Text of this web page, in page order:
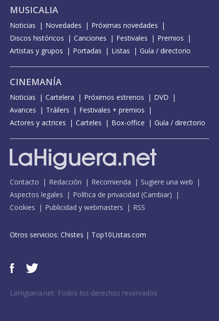
MUSICALIA
Noticias Novedades
Próximas novedades
Discos históricos
Canciones Festivales
Premios
Artistas y grupos
Portadas Listas Guía / directorio
CINEMANÍA
Noticias Cartelera Próximos estrenos
DVD
Avances
Tráilers
Festivales + premios
Actores y actrices
Carteles Box-office Guía / directorio
Contacto Redacción Recomienda
Sugiere una web
Aspectos legales
Política de privacidad (Cambiar)
Cookies
Publicidad y webmasters RSS
Otros servicios: Chistes | Top10Listas.com
LaHiguera.net. Todos los derechos reservados